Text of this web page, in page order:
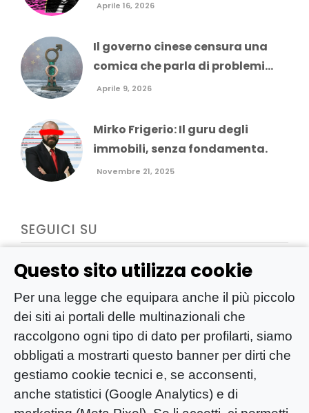
Questo sito utilizza cookie
Per una legge che equipara anche il più piccolo
dei siti ai portali delle multinazionali che
raccolgono ogni tipo di dato per profilarti, siamo
obbligati a mostrarti questo banner per dirti che
gestiamo cookie tecnici e, se acconsenti,
anche statistici (Google Analytics) e di
Aprile 16, 2026
Il governo cinese censura una
comica che parla di problemi...
Aprile 9, 2026
Mirko Frigerio: Il guru degli
immobili, senza fondamenta.
Novembre 21, 2025
SEGUICI SU